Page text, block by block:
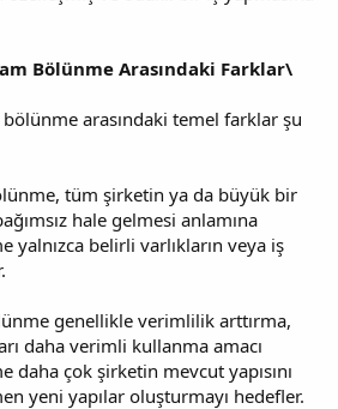
Bölünme Arasındaki Farklar\
arasındaki temel farklar şu
tüm şirketin ya da büyük bir
hale gelmesi anlamına
yalnızca belirli varlıkların veya iş
genellikle verimlilik arttırma,
daha verimli kullanma amacı
çok şirketin mevcut yapısını
yeni yapılar oluşturmayı hedefler.